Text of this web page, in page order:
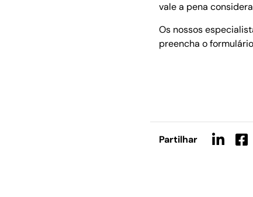
vale a pena
Os nossos
preencha o
Partilhar